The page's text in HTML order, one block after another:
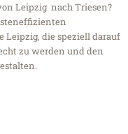
Leipzig nach Triesen?
Leipzig, die speziell darauf
zu werden und den